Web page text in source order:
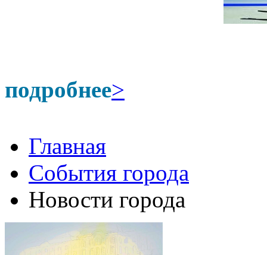
подробнее>
Главная
События города
Новости города